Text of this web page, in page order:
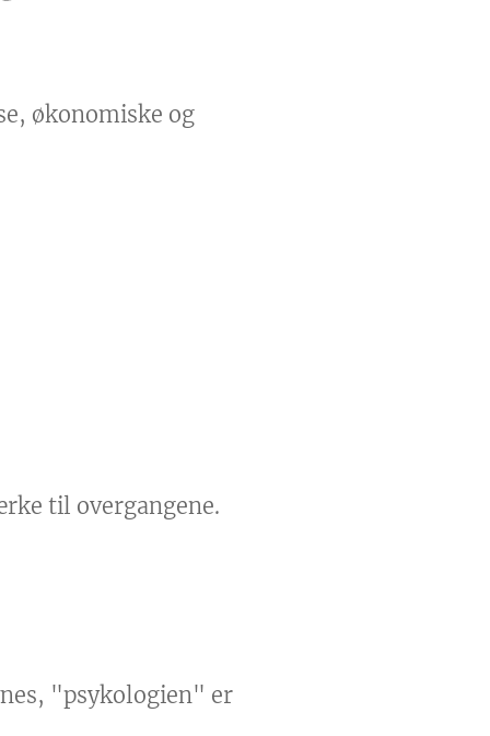
økonomiske og
til overgangene.
"psykologien" er